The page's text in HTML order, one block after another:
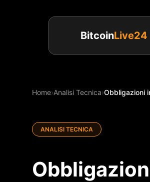
BitcoinLive24
Home›Analisi Tecnica›Obbligazioni
ANALISI TECNICA